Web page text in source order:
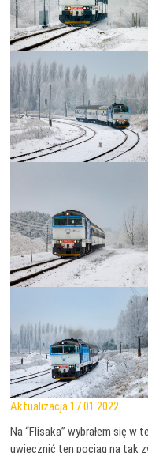
Aktualizacja 17.01.2022
Na “Flisaka” wybrałem się w
uwiecznić ten pociąg na tak